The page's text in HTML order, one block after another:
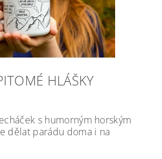
HLÁŠKY
s humorným horským
dělat parádu doma i na